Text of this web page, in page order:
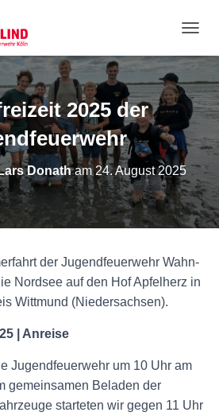
2025 der
Donatham24. August 2025
der Jugendfeuerwehr Wahn-
Nordsee auf den Hof Apfelherz in
Wittmund (Niedersachsen).
| Anreise
Jugendfeuerwehr um 10 Uhr am
gemeinsamen Beladen der
starteten wir gegen 11 Uhr